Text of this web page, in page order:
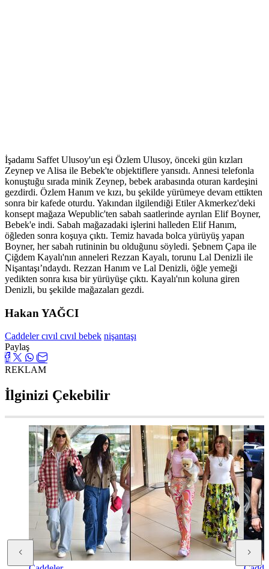
İşadamı Saffet Ulusoy'un eşi Özlem Ulusoy, önceki gün kızları
Zeynep ve Alisa ile Bebek'te objektiflere yansıdı. Annesi telefonla
konuştuğu sırada minik Zeynep, bebek arabasında oturan kardeşini
gezdirdi. Özlem Hanım ve kızı, bu şekilde yürümeye devam ettikten
sonra bir kafede oturdu. Yakından ilgilendiği Etiler Akmerkez'deki
konsept mağaza Wepublic'ten sabah saatlerinde ayrılan Elif Boyner,
Bebek'e indi. Sabah mağazadaki işlerini halleden Elif Hanım,
öğleden sonra koşuya çıktı. Temiz havada bolca yürüyüş yapan
Boyner, her sabah rutininin bu olduğunu söyledi. Şebnem Çapa ile
Çiğdem Kayalı'nın anneleri Rezzan Kayalı, torunu Lal Denizli ile
Nişantaşı’ndaydı. Rezzan Hanım ve Lal Denizli, öğle yemeği
yedikten sonra kısa bir yürüyüşe çıktı. Kayalı'nın koluna giren
Denizli, bu şekilde mağazaları gezdi.
Hakan YAĞCI
Caddeler cıvıl cıvıl bebek nişantaşı
Paylaş
REKLAM
İlginizi Çekebilir